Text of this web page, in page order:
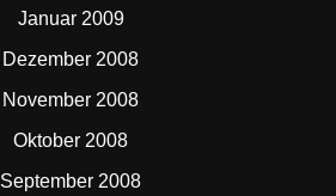
Januar 2009
Dezember 2008
November 2008
Oktober 2008
September 2008